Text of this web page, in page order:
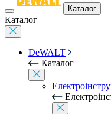
Каталог
Каталог
DeWALT
Каталог